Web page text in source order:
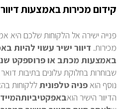
קידום מכירות באמצעות
פנייה ישירה אל הלקוחות שלכם היא
מכירות. דיוור ישיר עשוי להיות
באמצעות מכתב או פרוספקט
שבוחרות בחלוקת עלונים בתיבות
נוסף הואפניה טלפוניתללקוחות
הדיוור הישיר הואבאפקטיביות